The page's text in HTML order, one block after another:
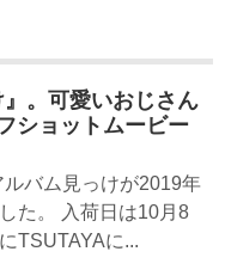
。可愛いおじさん
ショットムービー
バム見っけが2019年
た。 入荷日は10月8
TSUTAYAに...